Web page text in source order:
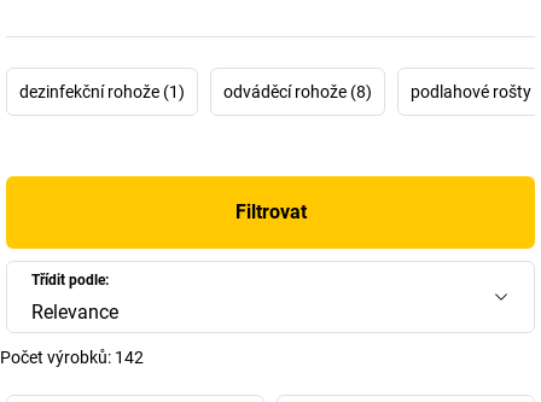
dezinfekční rohože (1) odváděcí rohože (8) podlahové rošty
Filtrovat
Třídit podle:
Relevance
Počet výrobků: 142